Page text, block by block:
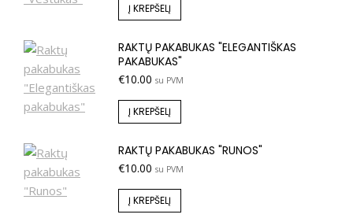
Į KREPŠELĮ
RAKTŲ PAKABUKAS "ELEGANTIŠKAS
PAKABUKAS"
€10.00 su PVM
Į KREPŠELĮ
RAKTŲ PAKABUKAS "RUNOS"
€10.00 su PVM
Į KREPŠELĮ